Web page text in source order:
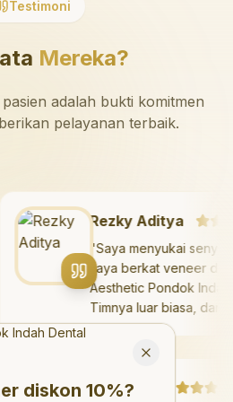
Testimoni
Mereka?
adalah bukti komitmen
pelayanan terbaik.
Rezky Aditya
"Saya menyukai
saya berkat veneer
Aesthetic Pondok
Timnya luar biasa,
hasilnya melebihi
saya. Saya
hari.
<strong>10%</strong>?
diskon 10%?
Close